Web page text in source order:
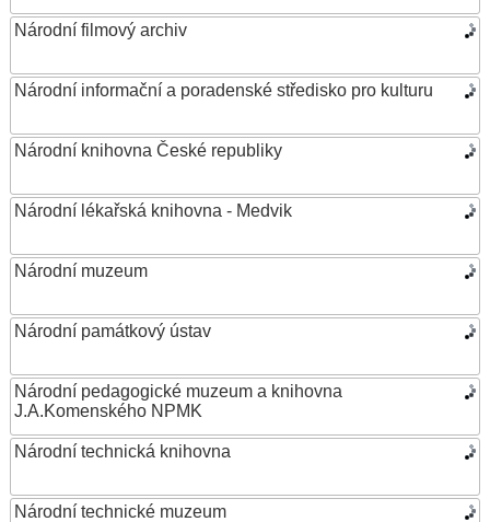
Národní filmový archiv
Národní informační a poradenské středisko pro kulturu
Národní knihovna České republiky
Národní lékařská knihovna - Medvik
Národní muzeum
Národní památkový ústav
Národní pedagogické muzeum a knihovna
J.A.Komenského NPMK
Národní technická knihovna
Národní technické muzeum